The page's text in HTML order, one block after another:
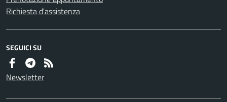
Richiesta d'assistenza
SEGUICI SU
Newsletter